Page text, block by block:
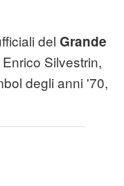
del Grande
Silvestrin,
degli anni '70,